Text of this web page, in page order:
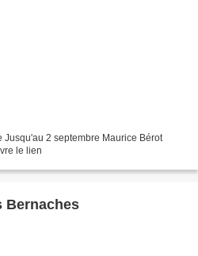
Jusqu'au 2 septembre Maurice Bérot
le lien
Bernaches